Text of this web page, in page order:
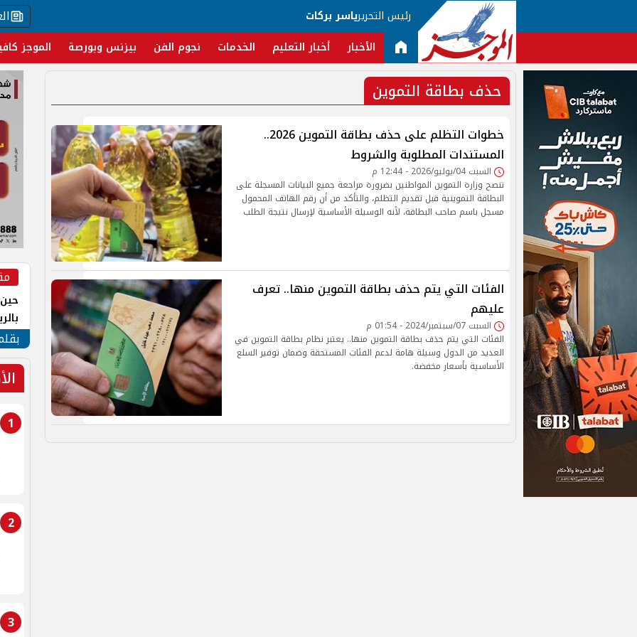
رئيس التحريرياسر بركات
الأخبار أخبار التعليم الخدمات نجوم الفن بيزنس وبورصة الموجز
حذف بطاقة التموين
خطوات التظلم على حذف بطاقة التموين 2026..
المستندات المطلوبة والشروط
السبت 04/يوليو/2026 - 12:44 م
تنصح وزارة التموين المواطنين بضرورة مراجعة جميع البيانات المسجلة على
البطاقة التموينية قبل تقديم التظلم، والتأكد من أن رقم الهاتف المحمول
مسجل باسم صاحب البطاقة، لأنه الوسيلة الأساسية لإرسال نتيجة الطلب
الفئات التي يتم حذف بطاقة التموين منها.. تعرف
عليهم
السبت 07/سبتمبر/2024 - 01:54 م
الفئات التي يتم حذف بطاقة التموين منها.. يعتبر نظام بطاقة التموين في
العديد من الدول وسيلة هامة لدعم الفئات المستحقة وضمان توفير السلع
الأساسية بأسعار مخفضة.
1
2
3